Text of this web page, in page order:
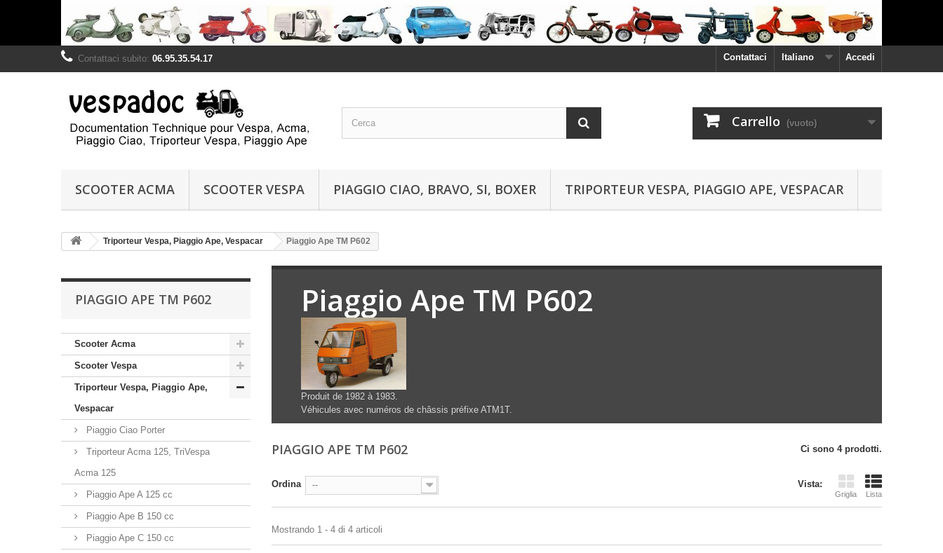
Accedi
Italiano
Contattaci
Contattaci subito: 06.95.35.54.17
Carrello (vuoto)
SCOOTER ACMA SCOOTER VESPA PIAGGIO CIAO, BRAVO, SI, BOXER TRIPORTEUR VESPA, PIAGGIO APE, VESPACAR
Triporteur Vespa, Piaggio Ape, Vespacar Piaggio Ape TM P602
PIAGGIO APE TM P602
Scooter Acma
Scooter Vespa
Triporteur Vespa, Piaggio Ape,
Vespacar
Piaggio Ciao Porter
Triporteur Acma 125, TriVespa
Acma 125
Piaggio Ape A 125 cc
Piaggio Ape B 150 cc
Piaggio Ape C 150 cc
Piaggio Ape TM P602
Produit de 1982 à 1983.
Véhicules avec numéros de châssis préfixe ATM1T.
PIAGGIO APE TM P602 Ci sono 4 prodotti.
Vista:
Griglia Lista
Ordina --
Mostrando 1 - 4 di 4 articoli